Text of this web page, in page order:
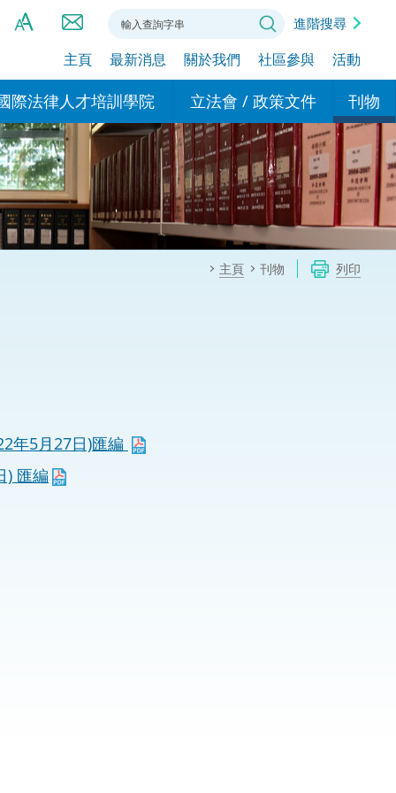
Indonesia (印尼語)
(印度語)
(尼泊爾語)
A
A
進階搜尋
主頁 最新消息 關於我們 社區參與 活動
設立辦事
際法律人才培訓學院
學院
專家委員會
辦公室
立法會 / 政策文件
現行政策措施
政策文件
特別財務委員會
刊物
基本
粵港
民事
主頁 刊物 列印
年5月27日)匯編
) 匯編